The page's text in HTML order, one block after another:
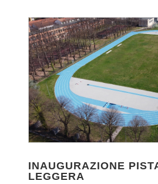
INAUGURAZIONE
LEGGERA